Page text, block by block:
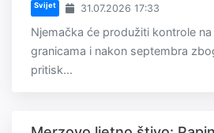
Svijet 31.07.2026 17:33
Njemačka će produžiti kontrole
granicama i nakon septembra
pritisk...